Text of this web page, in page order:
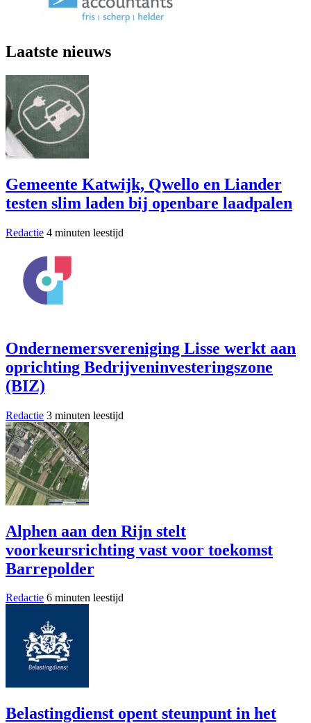
Laatste nieuws
Gemeente Katwijk, Qwello en Liander
testen slim laden bij openbare laadpalen
Redactie 4 minuten leestijd
Ondernemersvereniging Lisse werkt aan
oprichting Bedrijveninvesteringszone
(BIZ)
Redactie 3 minuten leestijd
Alphen aan den Rijn stelt
voorkeursrichting vast voor toekomst
Barrepolder
Redactie 6 minuten leestijd
Belastingdienst opent steunpunt in het